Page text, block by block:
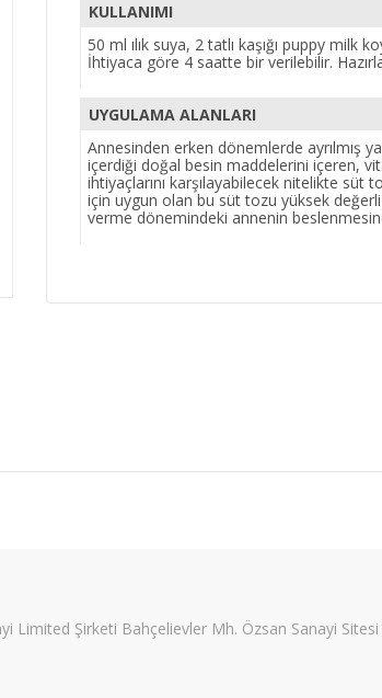
KULLANIMI
50 ml ılık suya, 2 tatlı kaşığı puppy milk
İhtiyaca göre 4 saatte bir verilebilir.
UYGULAMA ALANLARI
Annesinden erken dönemlerde ayrılmış
içerdiği doğal besin maddelerini içeren,
ihtiyaçlarını karşılayabilecek nitelikte süt
için uygun olan bu süt tozu yüksek
verme dönemindeki annenin
Limited Şirketi Bahçelievler Mh. Özsan Sanayi